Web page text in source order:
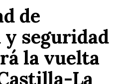
de
seguridad
la vuelta
La